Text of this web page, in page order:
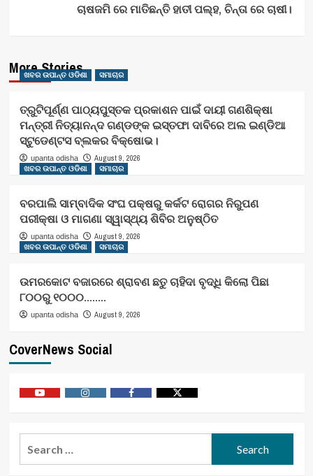
ଚାଷଜମି ରେ ମାତିଛନ୍ତି ହାତୀ ପଲ୍ହ, ଚିନ୍ତା ରେ ଚାଷୀ।
More Stories
ଖବର ଉପାନ୍ତ ଓଡିଶା ସମାଚାର
ତ୍ରୁଟିପୂର୍ଣ୍ଣ ପାଠ୍ୟପୁସ୍ତକ ପ୍ରକାଶନ ପାଇଁ ଦାୟୀ ଗଣଶିକ୍ଷା
ମନ୍ତ୍ରୀ ନିତ୍ୟାନନ୍ଦ ଗଣ୍ଡଙ୍କ ଇସ୍ତଫା ଦାବିରେ ଅଲ ଇଣ୍ଡିଆ
ସ୍ଟୁଡେଣ୍ଟସ ବ୍ଲକର ବିକ୍ଷୋଭ।
upanta odisha
August 9, 2026
ଖବର ଉପାନ୍ତ ଓଡିଶା
ସମାଚାର
ବରପାଲି ସାମ୍ବାଦିକ ସଂଘ ପକ୍ଷରୁ କର୍କଟ ରୋଗର ନିରୁପଣ
ପରୀକ୍ଷା ଓ ମାଗଣା ସ୍ୱାସ୍ଥ୍ୟ ଶିବିର ଅନୁଷ୍ଠିତ
upanta odisha
August 9, 2026
ଖବର ଉପାନ୍ତ ଓଡିଶା
ସମାଚାର
ଉମରକୋଟ ବଜାରରେ ଶ୍ରାବଣ ଛତୁ ଚାହିଦା ବୃଦ୍ଧି କିଲୋ ପିଛା
୮୦୦ରୁ ୧୦୦୦……..
upanta odisha August 9, 2026
CoverNews Social